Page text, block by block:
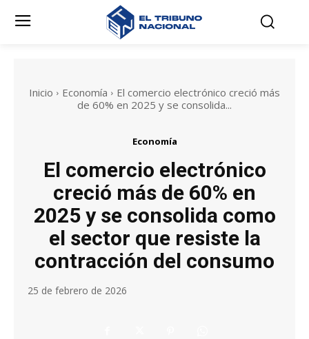
Inicio Economía
El comercio electrónico creció más
de 60% en 2025 y se consolida...
Economía
El comercio electrónico
creció más de 60% en
2025 y se consolida como
el sector que resiste la
contracción del consumo
25 de febrero de 2026